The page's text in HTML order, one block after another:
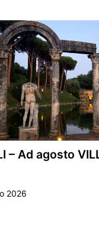
– Ad agosto
2026